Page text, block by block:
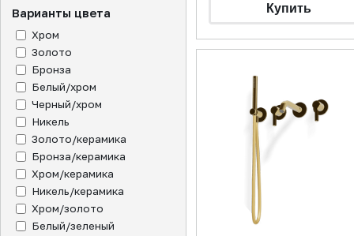
Варианты цвета
Хром
Золото
Бронза
Белый/хром
Черный/хром
Никель
Золото/керамика
Бронза/керамика
Хром/керамика
Никель/керамика
Хром/золото
Белый/зеленый